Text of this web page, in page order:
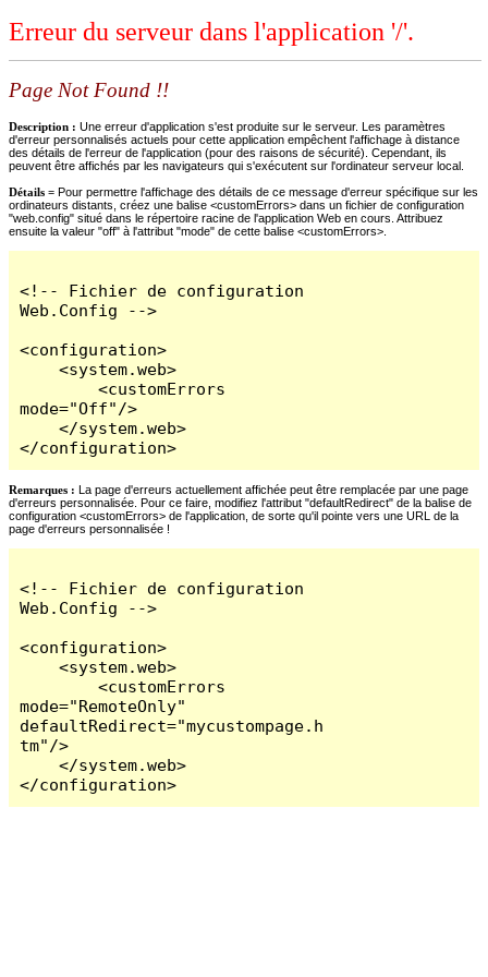
Erreur du serveur dans l'application '/'.
Page Not Found !!
Description : Une erreur d'application s'est produite sur le serveur. Les paramètres
d'erreur personnalisés actuels pour cette application empêchent l'affichage à distance
des détails de l'erreur de l'application (pour des raisons de sécurité). Cependant, ils
peuvent être affichés par les navigateurs qui s'exécutent sur l'ordinateur serveur local.
Détails = Pour permettre l'affichage des détails de ce message d'erreur spécifique sur les
ordinateurs distants, créez une balise <customErrors> dans un fichier de configuration
"web.config" situé dans le répertoire racine de l'application Web en cours. Attribuez
ensuite la valeur "off" à l'attribut "mode" de cette balise <customErrors>.
<!-- Fichier de configuration
Web.Config -->
<configuration>
    <system.web>
        <customErrors
mode="Off"/>
    </system.web>
</configuration>
Remarques : La page d'erreurs actuellement affichée peut être remplacée par une page
d'erreurs personnalisée. Pour ce faire, modifiez l'attribut "defaultRedirect" de la balise de
configuration <customErrors> de l'application, de sorte qu'il pointe vers une URL de la
page d'erreurs personnalisée !
<!-- Fichier de configuration
Web.Config -->
<configuration>
    <system.web>
        <customErrors
mode="RemoteOnly"
defaultRedirect="mycustompage.h
tm"/>
    </system.web>
</configuration>